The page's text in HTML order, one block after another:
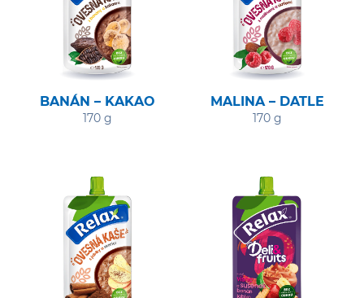
BANÁN – KAKAO
170 g
MALINA – DATLE
170 g